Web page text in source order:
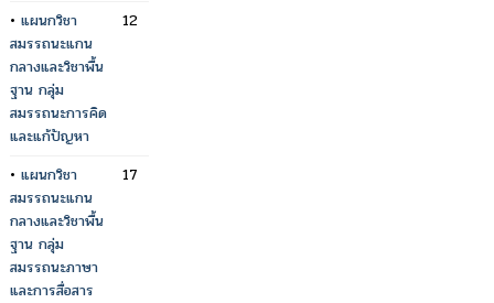
• แผนกวิชา
สมรรถนะแกน
กลางและวิชาพื้น
ฐาน กลุ่ม
สมรรถนะการคิด
และแก้ปัญหา
12
• แผนกวิชา
สมรรถนะแกน
กลางและวิชาพื้น
ฐาน กลุ่ม
สมรรถนะภาษา
และการสื่อสาร
17